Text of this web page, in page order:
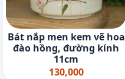
Bát nắp men kem vẽ hoa
đào hồng, đường kính
11cm
130,000